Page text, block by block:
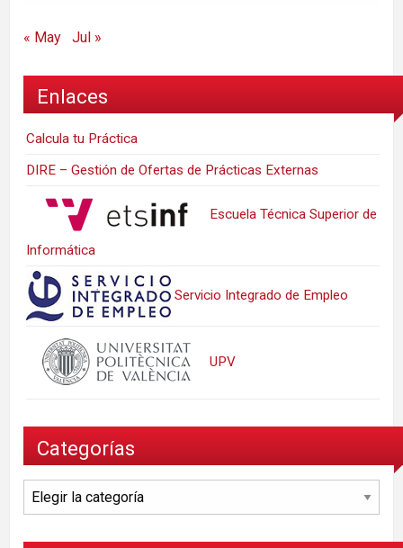
« May Jul »
Enlaces
Calcula tu Práctica
DIRE – Gestión de Ofertas de Prácticas Externas
Escuela Técnica Superior de
Informática
Servicio Integrado de Empleo
UPV
Categorías
Categorías